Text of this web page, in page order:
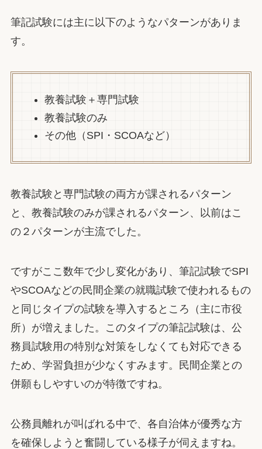
筆記試験には主に以下のようなパターンがありま
す。
教養試験＋専門試験
教養試験のみ
その他（SPI・SCOAなど）
教養試験と専門試験の両方が課されるパターン
と、教養試験のみが課されるパターン、以前はこ
の２パターンが主流でした。
ですがここ数年で少し変化があり、筆記試験でSPI
やSCOAなどの民間企業の就職試験で使われるもの
と同じタイプの試験を導入するところ（主に市役
所）が増えました。このタイプの筆記試験は、公
務員試験用の特別な対策をしなくても対応できる
ため、学習負担が少なくすみます。民間企業との
併願もしやすいのが特徴ですね。
公務員離れが叫ばれる中で、各自治体が優秀な方
を確保しようと奮闘している様子が伺えますね。